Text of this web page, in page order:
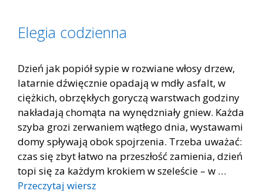
Elegia codzienna
Dzień jak popiół sypie w rozwiane włosy drzew,
latarnie dźwięcznie opadają w mdły asfalt, w
ciężkich, obrzękłych goryczą warstwach godziny
nakładają chomąta na wynędzniały gniew. Każda
szyba grozi zerwaniem wątłego dnia, wystawami
domy spływają obok spojrzenia. Trzeba uważać:
czas się zbyt łatwo na przeszłość zamienia, dzień
topi się za każdym krokiem w szeleście – w …
Przeczytaj wiersz